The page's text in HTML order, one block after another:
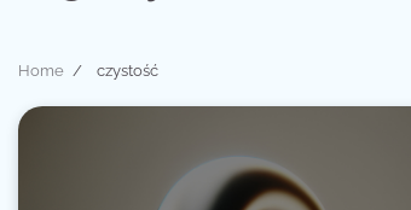
Home czystość